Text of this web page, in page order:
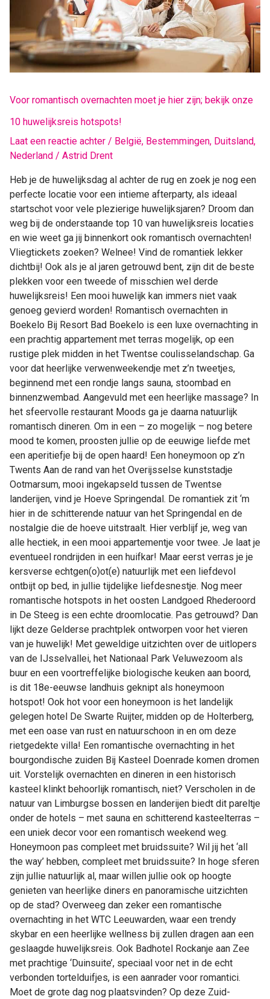
Voor romantisch overnachten moet je hier zijn; bekijk onze
10 huwelijksreis hotspots!
Laat een reactie achter / België, Bestemmingen, Duitsland,
Nederland / Astrid Drent
Heb je de huwelijksdag al achter de rug en zoek je nog een
perfecte locatie voor een intieme afterparty, als ideaal
startschot voor vele plezierige huwelijksjaren? Droom dan
weg bij de onderstaande top 10 van huwelijksreis locaties
en wie weet ga jij binnenkort ook romantisch overnachten!
Vliegtickets zoeken? Welnee! Vind de romantiek lekker
dichtbij! Ook als je al jaren getrouwd bent, zijn dit de beste
plekken voor een tweede of misschien wel derde
huwelijksreis! Een mooi huwelijk kan immers niet vaak
genoeg gevierd worden! Romantisch overnachten in
Boekelo Bij Resort Bad Boekelo is een luxe overnachting in
een prachtig appartement met terras mogelijk, op een
rustige plek midden in het Twentse coulisselandschap. Ga
voor dat heerlijke verwenweekendje met z’n tweetjes,
beginnend met een rondje langs sauna, stoombad en
binnenzwembad. Aangevuld met een heerlijke massage? In
het sfeervolle restaurant Moods ga je daarna natuurlijk
romantisch dineren. Om in een – zo mogelijk – nog betere
mood te komen, proosten jullie op de eeuwige liefde met
een aperitiefje bij de open haard! Een honeymoon op z’n
Twents Aan de rand van het Overijsselse kunststadje
Ootmarsum, mooi ingekapseld tussen de Twentse
landerijen, vind je Hoeve Springendal. De romantiek zit ‘m
hier in de schitterende natuur van het Springendal en de
nostalgie die de hoeve uitstraalt. Hier verblijf je, weg van
alle hectiek, in een mooi appartementje voor twee. Je laat je
eventueel rondrijden in een huifkar! Maar eerst verras je je
kersverse echtgen(o)ot(e) natuurlijk met een liefdevol
ontbijt op bed, in jullie tijdelijke liefdesnestje. Nog meer
romantische hotspots in het oosten Landgoed Rhederoord
in De Steeg is een echte droomlocatie. Pas getrouwd? Dan
lijkt deze Gelderse prachtplek ontworpen voor het vieren
van je huwelijk! Met geweldige uitzichten over de uitlopers
van de IJsselvallei, het Nationaal Park Veluwezoom als
buur en een voortreffelijke biologische keuken aan boord,
is dit 18e-eeuwse landhuis geknipt als honeymoon
hotspot! Ook hot voor een honeymoon is het landelijk
gelegen hotel De Swarte Ruijter, midden op de Holterberg,
met een oase van rust en natuurschoon in en om deze
rietgedekte villa! Een romantische overnachting in het
bourgondische zuiden Bij Kasteel Doenrade komen dromen
uit. Vorstelijk overnachten en dineren in een historisch
kasteel klinkt behoorlijk romantisch, niet? Verscholen in de
natuur van Limburgse bossen en landerijen biedt dit pareltje
onder de hotels – met sauna en schitterend kasteelterras –
een uniek decor voor een romantisch weekend weg.
Honeymoon pas compleet met bruidssuite? Wil jij het ‘all
the way’ hebben, compleet met bruidssuite? In hoge sferen
zijn jullie natuurlijk al, maar willen jullie ook op hoogte
genieten van heerlijke diners en panoramische uitzichten
op de stad? Overweeg dan zeker een romantische
overnachting in het WTC Leeuwarden, waar een trendy
skybar en een heerlijke wellness bij zullen dragen aan een
geslaagde huwelijksreis. Ook Badhotel Rockanje aan Zee
met prachtige ‘Duinsuite’, speciaal voor net in de echt
verbonden tortelduifjes, is een aanrader voor romantici.
Moet de grote dag nog plaatsvinden? Op deze Zuid-
moet
je
hier
zijn;
bekijk
10
hotspots!